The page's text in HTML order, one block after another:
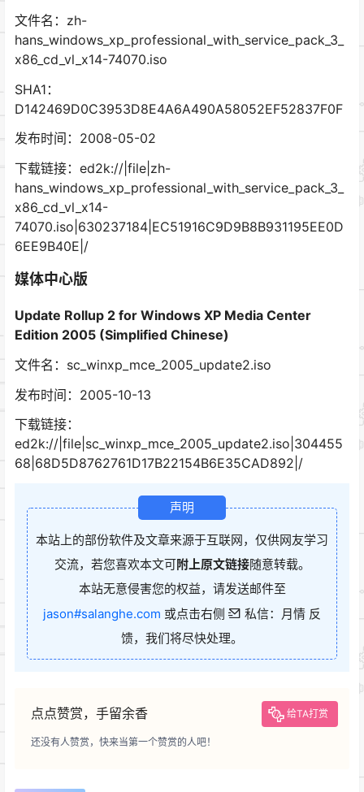
文件名：zh-
hans_windows_xp_professional_with_service_pack_3_
x86_cd_vl_x14-74070.iso
SHA1：
D142469D0C3953D8E4A6A490A58052EF52837F0F
发布时间：2008-05-02
下载链接：ed2k://|file|zh-
hans_windows_xp_professional_with_service_pack_3_
x86_cd_vl_x14-
74070.iso|630237184|EC51916C9D9B8B931195EE0D
6EE9B40E|/
媒体中心版
Update Rollup 2 for Windows XP Media Center
Edition 2005 (Simplified Chinese)
文件名：sc_winxp_mce_2005_update2.iso
发布时间：2005-10-13
下载链接：
ed2k://|file|sc_winxp_mce_2005_update2.iso|304455
68|68D5D8762761D17B22154B6E35CAD892|/
声明
本站上的部份软件及文章来源于互联网，仅供网友学习
交流，若您喜欢本文可附上原文链接随意转载。
本站无意侵害您的权益，请发送邮件至
jason#salanghe.com 或点击右侧
私信：月情 反
馈，我们将尽快处理。
点点赞赏，手留余香 给TA打赏
还没有人赞赏，快来当第一个赞赏的人吧！